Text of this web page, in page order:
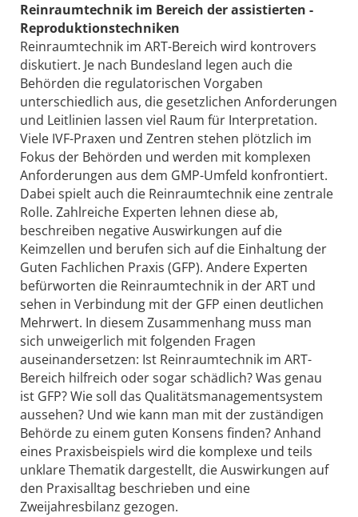
Reinraumtechnik im Bereich der assistierten ­
Reproduktionstechniken
Reinraumtechnik im ART-Bereich wird kontrovers
diskutiert. Je nach Bundesland legen auch die
Behörden die regulatorischen Vorgaben
unterschiedlich aus, die gesetzlichen Anforderungen
und Leitlinien lassen viel Raum für Interpretation.
Viele IVF-Praxen und Zentren stehen plötzlich im
Fokus der Behörden und werden mit komplexen
Anforderungen aus dem GMP-Umfeld konfrontiert.
Dabei spielt auch die Reinraumtechnik eine zentrale
Rolle. Zahlreiche Experten lehnen diese ab,
beschreiben negative Auswirkungen auf die
Keimzellen und berufen sich auf die Einhaltung der
Guten Fachlichen Praxis (GFP). Andere Experten
befürworten die Reinraumtechnik in der ART und
sehen in Verbindung mit der GFP einen deutlichen
Mehrwert. In diesem Zusammenhang muss man
sich unweigerlich mit folgenden Fragen
auseinandersetzen: Ist Reinraumtechnik im ART-
Bereich hilfreich oder sogar schädlich? Was genau
ist GFP? Wie soll das Qualitätsmanagementsystem
aussehen? Und wie kann man mit der zuständigen
Behörde zu einem guten Konsens finden? Anhand
eines Praxisbeispiels wird die komplexe und teils
unklare Thematik dargestellt, die Auswirkungen auf
den Praxisalltag beschrieben und eine
Zweijahresbilanz gezogen.